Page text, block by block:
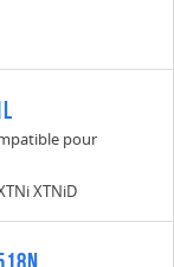
pour
XTNiD